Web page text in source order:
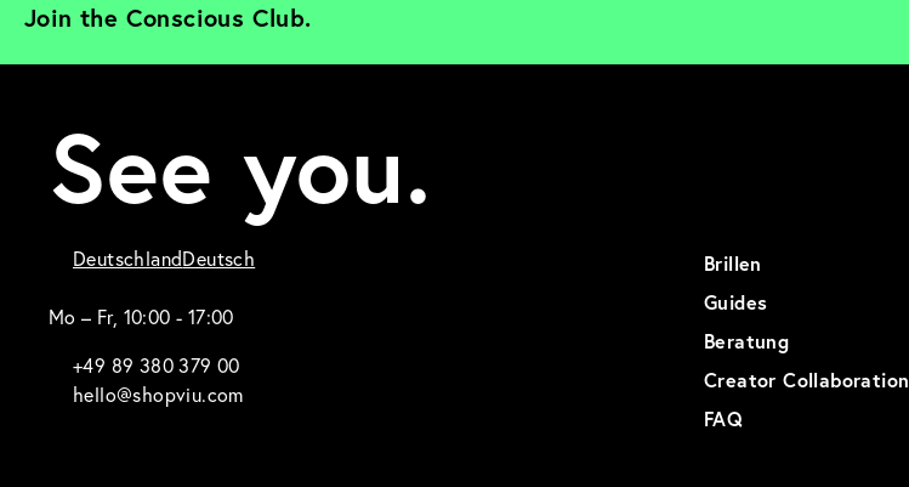
Join the Conscious Club.
See you.
DeutschlandDeutsch
Mo – Fr, 10:00 - 17:00
+49 89 380 379 00
hello@shopviu.com
Brillen
Guides
Beratung
Creator Collaboration
FAQ